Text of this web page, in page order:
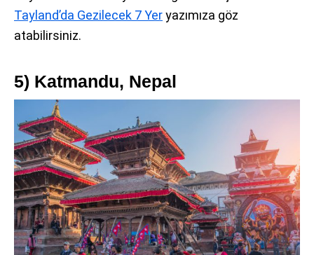
Tayland’da Gezilecek 7 Yeryazımıza göz
atabilirsiniz.
5) Katmandu, Nepal